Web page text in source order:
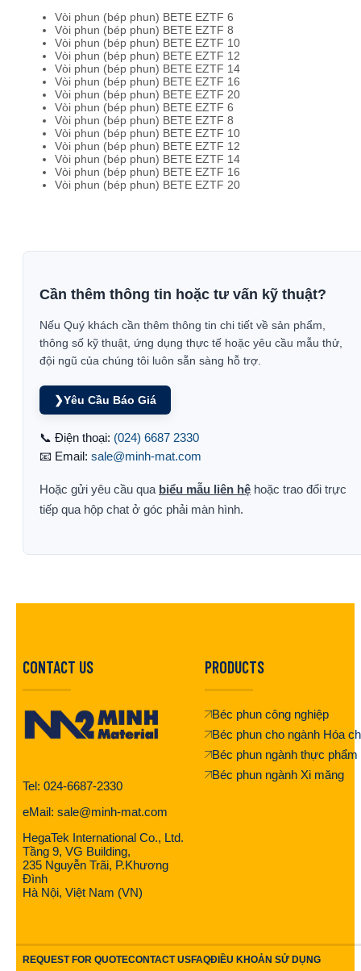
Vòi phun (bép phun) BETE EZTF 6
Vòi phun (bép phun) BETE EZTF 8
Vòi phun (bép phun) BETE EZTF 10
Vòi phun (bép phun) BETE EZTF 12
Vòi phun (bép phun) BETE EZTF 14
Vòi phun (bép phun) BETE EZTF 16
Vòi phun (bép phun) BETE EZTF 20
Vòi phun (bép phun) BETE EZTF 6
Vòi phun (bép phun) BETE EZTF 8
Vòi phun (bép phun) BETE EZTF 10
Vòi phun (bép phun) BETE EZTF 12
Vòi phun (bép phun) BETE EZTF 14
Vòi phun (bép phun) BETE EZTF 16
Vòi phun (bép phun) BETE EZTF 20
Cần thêm thông tin hoặc tư vấn kỹ thuật?
Nếu Quý khách cần thêm thông tin chi tiết về sản phẩm,
thông số kỹ thuật, ứng dụng thực tế hoặc yêu cầu mẫu thử,
đội ngũ của chúng tôi luôn sẵn sàng hỗ trợ.
❯Yêu Cầu Báo Giá
📞 Điện thoại: (024) 6687 2330
📧 Email: sale@minh-mat.com
Hoặc gửi yêu cầu qua biểu mẫu liên hệ hoặc trao đổi trực
tiếp qua hộp chat ở góc phải màn hình.
CONTACT US
Tel: 024-6687-2330
eMail: sale@minh-mat.com
HegaTek International Co., Ltd.
Tầng 9, VG Building,
235 Nguyễn Trãi, P.Khương
Đình
Hà Nội, Việt Nam (VN)
PRODUCTS
Béc phun công nghiệp
Béc phun cho ngành Hóa
Béc phun ngành thực phẩm
Béc phun ngành Xi măng
REQUEST FOR QUOTECONTACT USFAQĐIỀU KHOẢN SỬ DỤNG